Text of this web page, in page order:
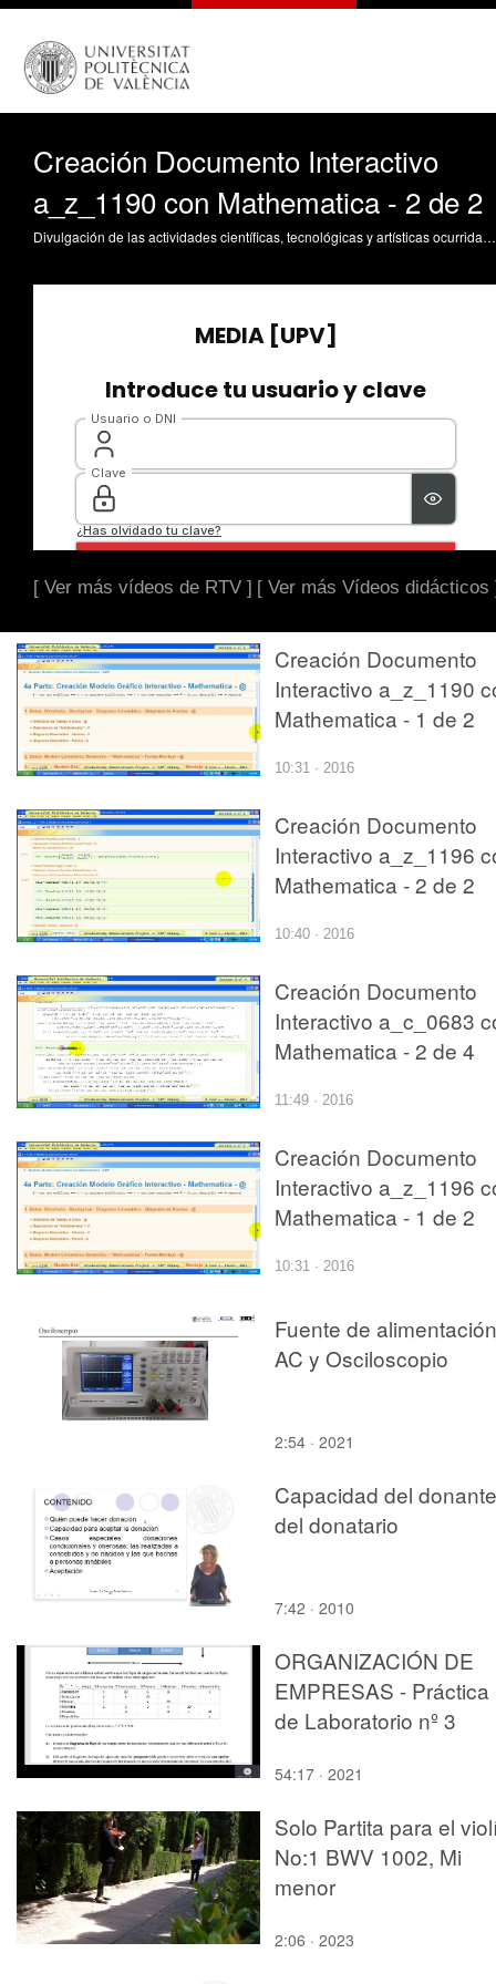
Creación Documento Interactivo
a_z_1190 con Mathematica - 2 de 2
Divulgación de las actividades científicas, tecnológicas y artísticas ocurridas en los tres campus de la UPV
[ Ver más vídeos de RTV ] [ Ver más Vídeos didácticos
Creación Documento
Interactivo a_z_1190
Mathematica - 1 de 2
10:31 · 2016
Creación Documento
Interactivo a_z_1196
Mathematica - 2 de 2
10:40 · 2016
Creación Documento
Interactivo a_c_0683
Mathematica - 2 de 4
11:49 · 2016
Creación Documento
Interactivo a_z_1196
Mathematica - 1 de 2
10:31 · 2016
Fuente de alimentación
AC y Osciloscopio
2:54 · 2021
Capacidad del
del donatario
7:42 · 2010
ORGANIZACIÓN DE
EMPRESAS - Práctica
de Laboratorio nº 3
54:17 · 2021
Solo Partita para el
No:1 BWV 1002, Mi
menor
2:06 · 2023